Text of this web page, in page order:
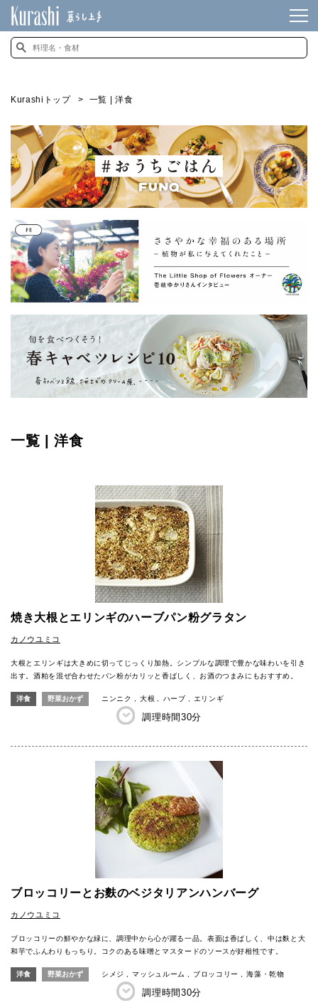
Kurashiトップ 一覧 | 洋食
一覧 | 洋食
焼き大根とエリンギのハーブパン粉グラタン
カノウユミコ
大根とエリンギは大きめに切ってじっくり加熱。シンプルな調理で豊かな味わいを引き
出す。酒粕を混ぜ合わせたパン粉がカリッと香ばしく、お酒のつまみにもおすすめ。
洋食 野菜おかず ニンニク 大根 ハーブ エリンギ
調理時間30分
ブロッコリーとお麩のベジタリアンハンバーグ
カノウユミコ
ブロッコリーの鮮やかな緑に、調理中から心が躍る一品。表面は香ばしく、中は麩と大
和芋でふんわりもっちり。コクのある味噌とマスタードのソースが好相性です。
洋食 野菜おかず シメジ マッシュルーム ブロッコリー 海藻・乾物
調理時間30分